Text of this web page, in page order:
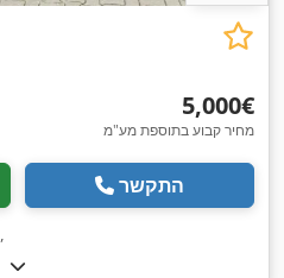
‏5,000 ‏€
מחיר קבוע בתוספת מע"מ
התקשר
,